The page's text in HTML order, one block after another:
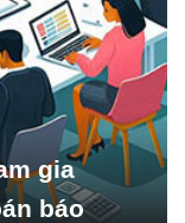
gia
báo